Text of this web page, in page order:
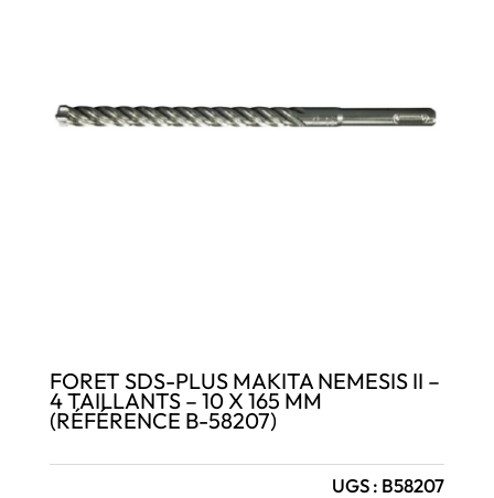
FORET SDS-PLUS MAKITA NEMESIS II –
4 TAILLANTS – 10 X 165 MM
(RÉFÉRENCE B-58207)
UGS : B58207